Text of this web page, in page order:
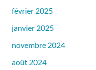
février 2025
janvier 2025
novembre 2024
août 2024